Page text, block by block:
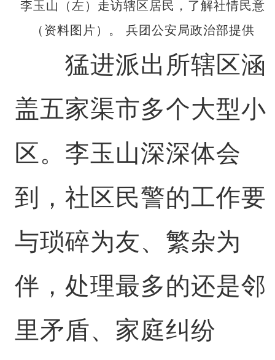
李玉山（左）走访辖区居民，了解社情民意
（资料图片）。 兵团公安局政治部提供
猛进派出所辖区涵
盖五家渠市多个大型小
区。李玉山深深体会
到，社区民警的工作要
与琐碎为友、繁杂为
伴，处理最多的还是邻
里矛盾、家庭纠纷